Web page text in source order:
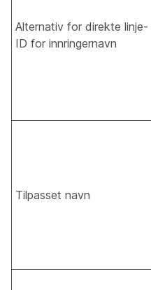
Alternativ for direkte linje-
ID for innringernavn
Tilpasset navn